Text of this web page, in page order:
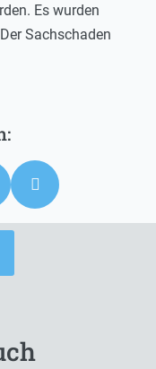
Es wurden
Sachschaden